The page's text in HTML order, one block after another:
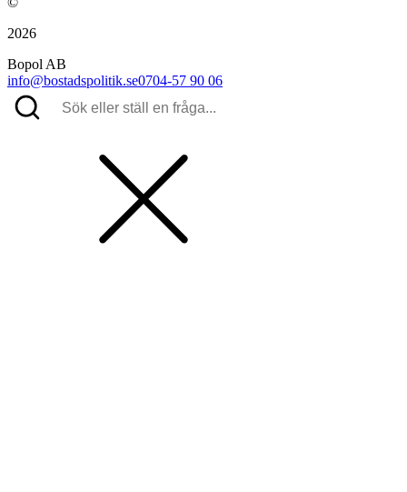
2026
Bopol AB
info@bostadspolitik.se0704-57 90 06